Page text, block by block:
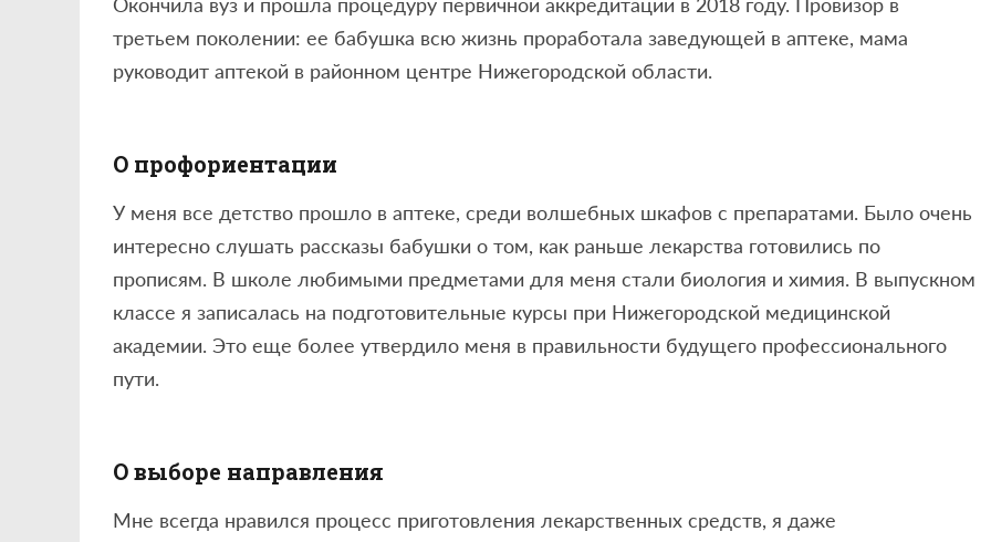
третьем поколении: ее бабушка всю жизнь проработала заведующей в аптеке, мама
руководит аптекой в районном центре Нижегородской области.
О профориентации
У меня все детство прошло в аптеке, среди волшебных шкафов с препаратами. Было очень
интересно слушать рассказы бабушки о том, как раньше лекарства готовились по
прописям. В школе любимыми предметами для меня стали биология и химия. В выпускном
классе я записалась на подготовительные курсы при Нижегородской медицинской
академии. Это еще более утвердило меня в правильности будущего профессионального
пути.
О выборе направления
Мне всегда нравился процесс приготовления лекарственных средств, я даже